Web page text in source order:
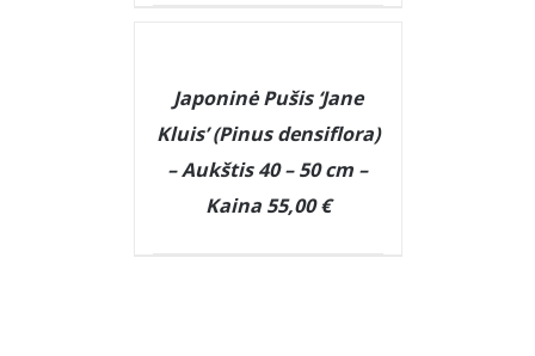
Japoninė Pušis ‘Jane
Kluis’ (Pinus densiflora)
– Aukštis 40 – 50 cm –
Kaina 55,00 €